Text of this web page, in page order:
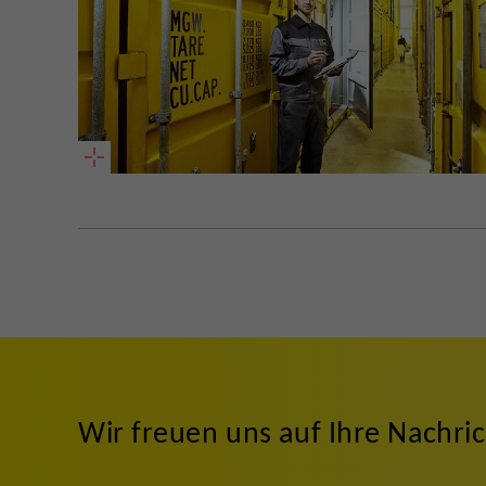
Wir freuen uns auf Ihre